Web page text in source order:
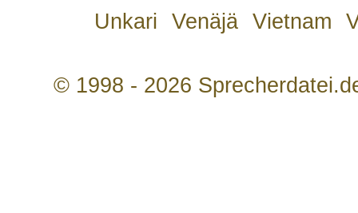
Unkari
Venäjä Vietnam
© 1998 - 2026